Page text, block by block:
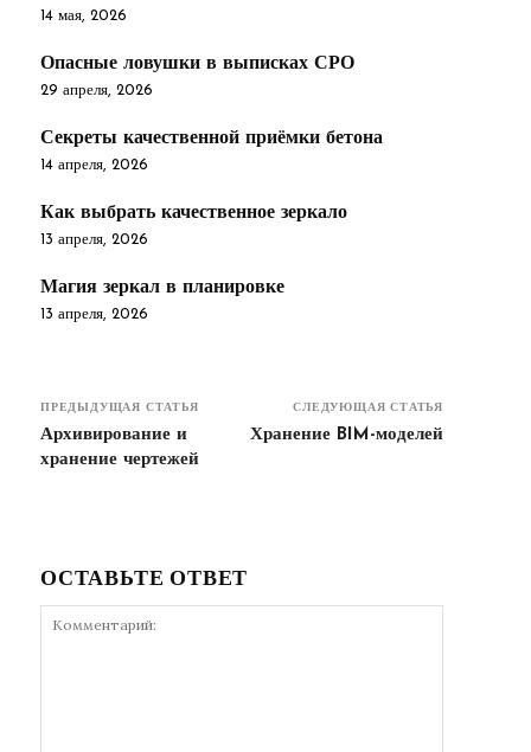
14 мая, 2026
Опасные ловушки в выписках СРО
29 апреля, 2026
Секреты качественной приёмки бетона
14 апреля, 2026
Как выбрать качественное зеркало
13 апреля, 2026
Магия зеркал в планировке
13 апреля, 2026
ПРЕДЫДУЩАЯ СТАТЬЯ
Архивирование и
хранение чертежей
СЛЕДУЮЩАЯ СТАТЬЯ
Хранение BIM-моделей
ОСТАВЬТЕ ОТВЕТ